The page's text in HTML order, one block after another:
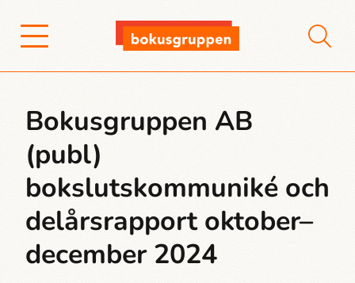
Bokusgruppen AB
(publ)
bokslutskommuniké och
delårsrapport oktober–
december 2024